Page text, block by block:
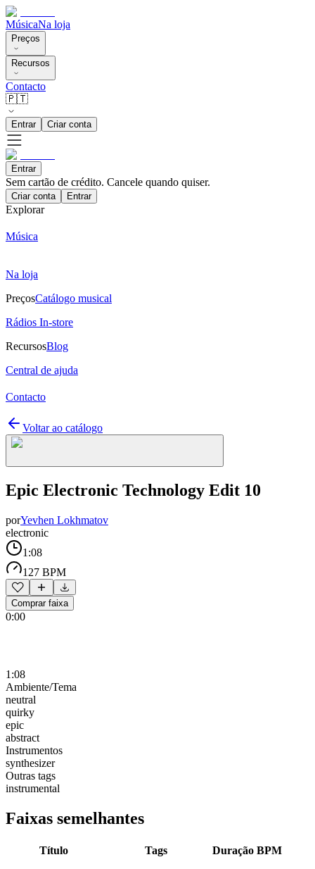
MúsicaNa loja
Preços
Recursos
Contacto
🇵🇹
Entrar Criar conta
Entrar
Sem cartão de crédito. Cancele quando quiser.
Criar conta Entrar
Explorar
Música
Na loja
PreçosCatálogo musical
Rádios In-store
RecursosBlog
Central de ajuda
Contacto
Voltar ao catálogo
Epic Electronic Technology Edit 10
porYevhen Lokhmatov
electronic
1:08
127 BPM
Comprar faixa
0:00
1:08
Ambiente/Tema
neutral
quirky
epic
abstract
Instrumentos
synthesizer
Outras tags
instrumental
Faixas semelhantes
Título Tags Duração BPM